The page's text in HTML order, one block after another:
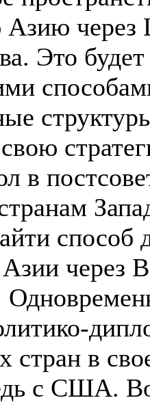
Это
в
через
стран в
с США.